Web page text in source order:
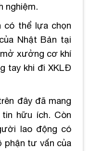
nghiệm.
có thể lựa chọn
Nhật Bản tại
xưởng cơ khí
tay khi đi XKLĐ
đây đã mang
hữu ích. Còn
lao động có
phận tư vấn của